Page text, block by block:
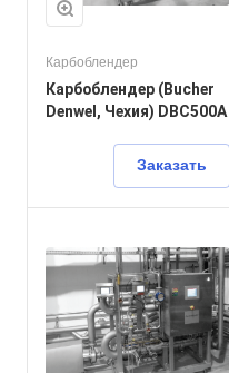
Карбоблендер
Карбоблендер (Bucher
Denwel, Чехия) DBC500A
Заказать